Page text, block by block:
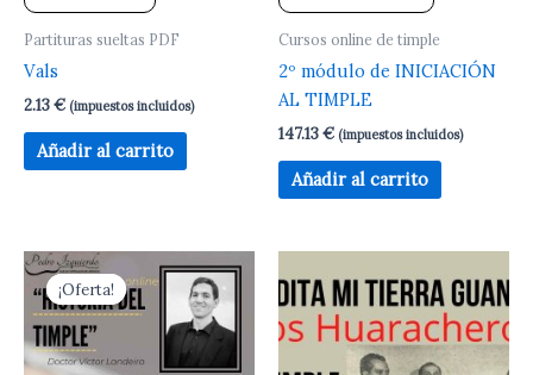
Partituras sueltas PDF
Vals
2.13€ (impuestos incluidos)
Añadir al carrito
Cursos online de timple
2º módulo de INICIACIÓN
AL TIMPLE
147.13€ (impuestos incluidos)
Añadir al carrito
¡Oferta!
¡Oferta!
El
precio
original
era:
5.30 €.
precio
actual
es: